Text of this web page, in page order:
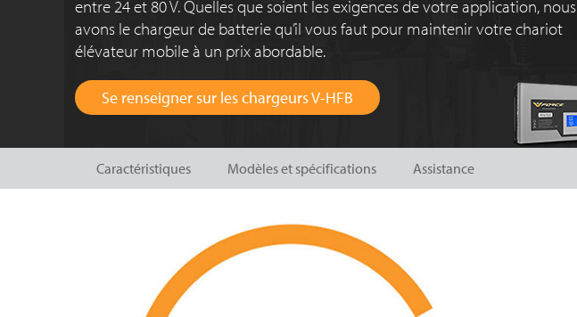
entre 24 et 80 V. Quelles que soient les exigences de votre application, nous
avons le chargeur de batterie qu’il vous faut pour maintenir votre chariot
élévateur mobile à un prix abordable.
Se renseigner sur les chargeurs V-HFB
Caractéristiques Modèles et spécifications Assistance